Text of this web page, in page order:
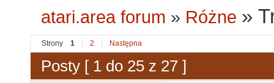
atari.area forum » Różne »
Strony 1 2 Następna
Posty [ 1 do 25 z 27 ]